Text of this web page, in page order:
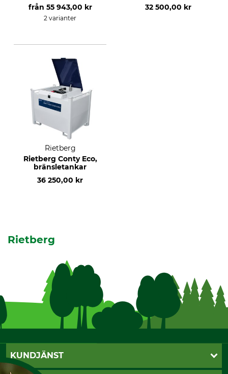
från 55 943,00 kr
2 varianter
32 500,00 kr
Rietberg
Rietberg Conty Eco,
bränsletankar
36 250,00 kr
Rietberg
KUNDJÄNST